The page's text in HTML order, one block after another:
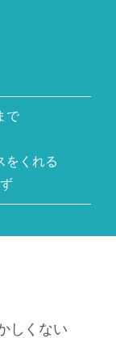
で
をくれる
しくない